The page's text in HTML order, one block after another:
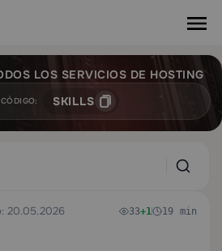
LOS SERVICIOS DE HOSTING
SKILLS
20.05.2026
33+1 19 min